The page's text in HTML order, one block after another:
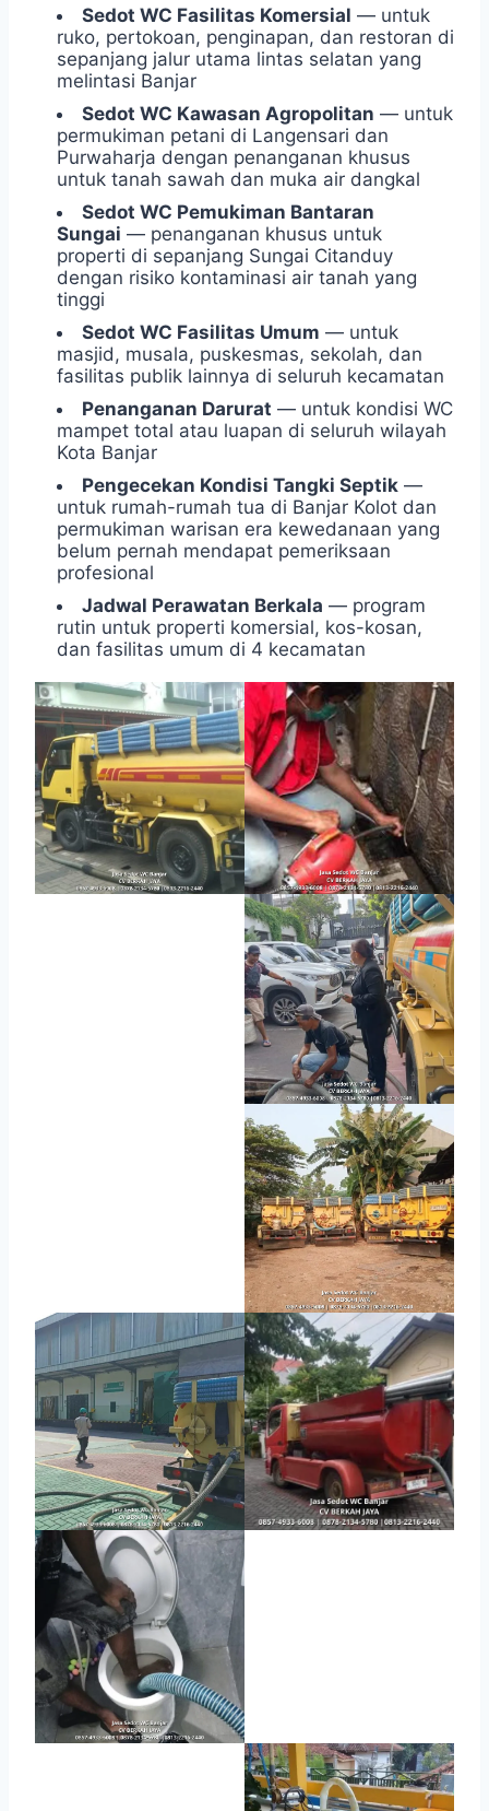
Sedot WC Fasilitas Komersial — untuk
ruko, pertokoan, penginapan, dan restoran di
sepanjang jalur utama lintas selatan yang
melintasi Banjar
Sedot WC Kawasan Agropolitan — untuk
permukiman petani di Langensari dan
Purwaharja dengan penanganan khusus
untuk tanah sawah dan muka air dangkal
Sedot WC Pemukiman Bantaran
Sungai — penanganan khusus untuk
properti di sepanjang Sungai Citanduy
dengan risiko kontaminasi air tanah yang
tinggi
Sedot WC Fasilitas Umum — untuk
masjid, musala, puskesmas, sekolah, dan
fasilitas publik lainnya di seluruh kecamatan
Penanganan Darurat — untuk kondisi WC
mampet total atau luapan di seluruh wilayah
Kota Banjar
Pengecekan Kondisi Tangki Septik —
untuk rumah-rumah tua di Banjar Kolot dan
permukiman warisan era kewedanaan yang
belum pernah mendapat pemeriksaan
profesional
Jadwal Perawatan Berkala — program
rutin untuk properti komersial, kos-kosan,
dan fasilitas umum di 4 kecamatan